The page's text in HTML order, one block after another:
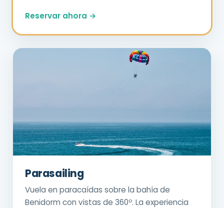
Reservar ahora →
Parasailing
Vuela en paracaídas sobre la bahía de
Benidorm con vistas de 360º. La experiencia